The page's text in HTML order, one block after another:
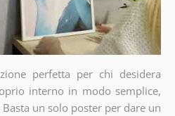
perfetta per chi desidera
interno in modo semplice,
un solo poster per dare un